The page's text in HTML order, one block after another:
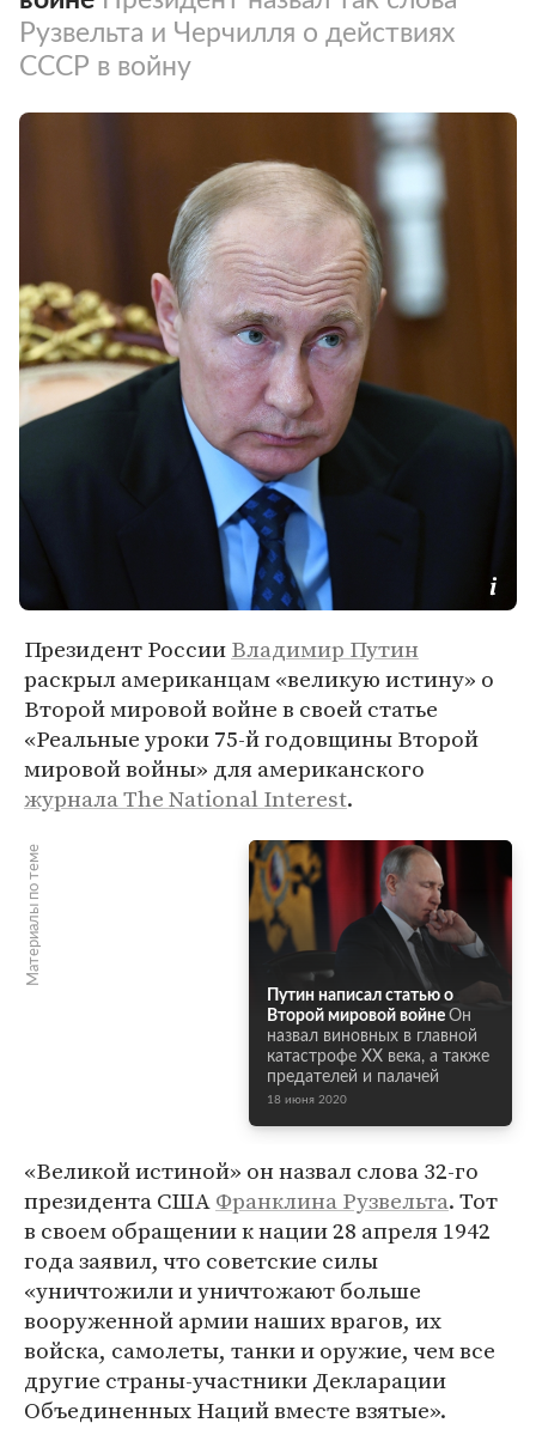
Рузвельта и Черчилля о действиях
СССР в войну
Президент РоссииВладимир Путин
раскрыл американцам «великую истину» о
Второй мировой войне в своей статье
«Реальные уроки 75-й годовщины Второй
мировой войны» для американского
журнала The National Interest.
Материалы по теме
Путин написал статью о
Второй мировой войне Он
назвал виновных в главной
катастрофе XX века, а также
предателей и палачей
18 июня 2020
«Великой истиной» он назвал слова 32-го
президента СШАФранклина Рузвельта. Тот
в своем обращении к нации 28 апреля 1942
года заявил, что советские силы
«уничтожили и уничтожают больше
вооруженной армии наших врагов, их
войска, самолеты, танки и оружие, чем все
другие страны-участники Декларации
Объединенных Наций вместе взятые».